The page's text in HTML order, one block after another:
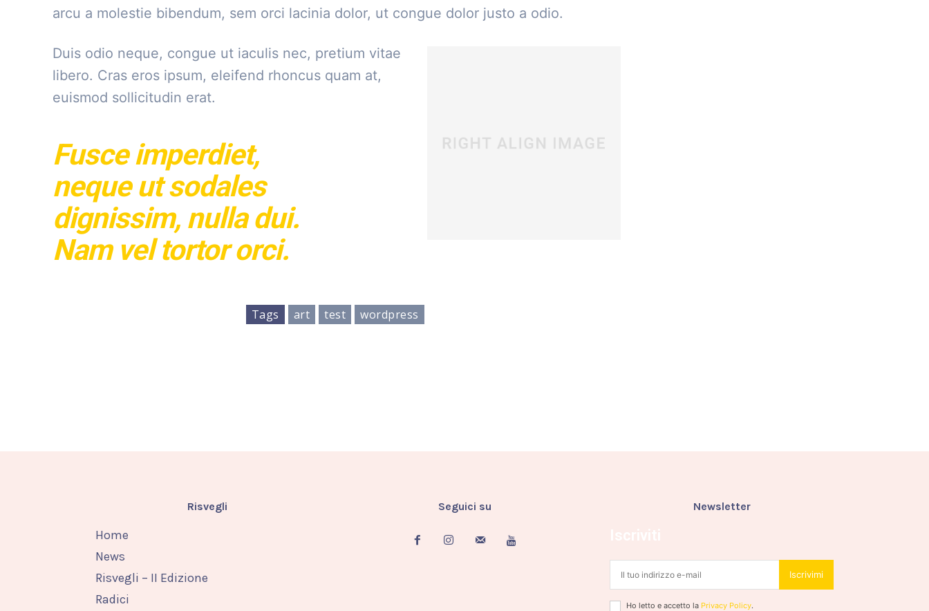
arcu a molestie bibendum, sem orci lacinia dolor, ut congue dolor justo a odio.
Duis odio neque, congue ut iaculis nec, pretium vitae
libero. Cras eros ipsum, eleifend rhoncus quam at,
euismod sollicitudin erat.
Fusce imperdiet,
neque ut sodales
dignissim, nulla dui.
Nam vel tortor orci.
Tags art test wordpress
Risvegli
Home
News
Risvegli – II Edizione
Radici
Seguici su Newsletter
Iscrivimi
Ho letto e accetto la Privacy Policy.